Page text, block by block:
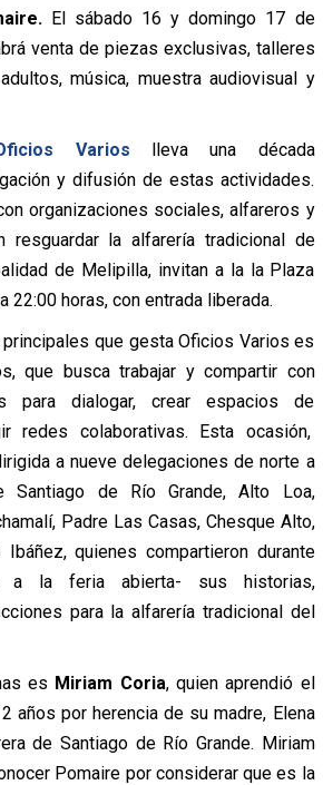
El sábado 16 y domingo 17 de
venta de piezas exclusivas, talleres
música, muestra audiovisual y
Varios lleva una década
y difusión de estas actividades.
organizaciones sociales, alfareros y
resguardar la alfarería tradicional de
de Melipilla, invitan a la la Plaza
22:00 horas, con entrada liberada.
que gesta Oficios Varios es
que busca trabajar y compartir con
para dialogar, crear espacios de
redes colaborativas. Esta ocasión,
a nueve delegaciones de norte a
Santiago de Río Grande, Alto Loa,
Padre Las Casas, Chesque Alto,
quienes compartieron durante
a la feria abierta- sus historias,
para la alfarería tradicional del
es Miriam Coria, quien aprendió el
años por herencia de su madre, Elena
de Santiago de Río Grande. Miriam
Pomaire por considerar que es la